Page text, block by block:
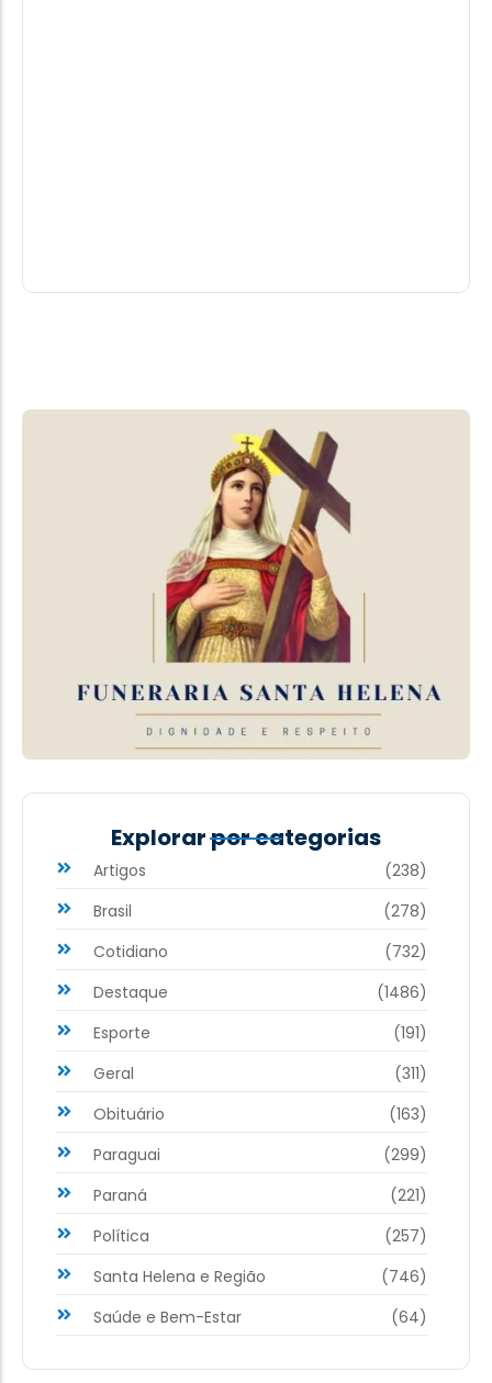
Explorar por categorias
Artigos
(238)
Brasil
(278)
Cotidiano
(732)
Destaque
(1486)
Esporte
(191)
Geral
(311)
Obituário
(163)
Paraguai
(299)
Paraná
(221)
Política
(257)
Santa Helena e Região
(746)
Saúde e Bem-Estar
(64)